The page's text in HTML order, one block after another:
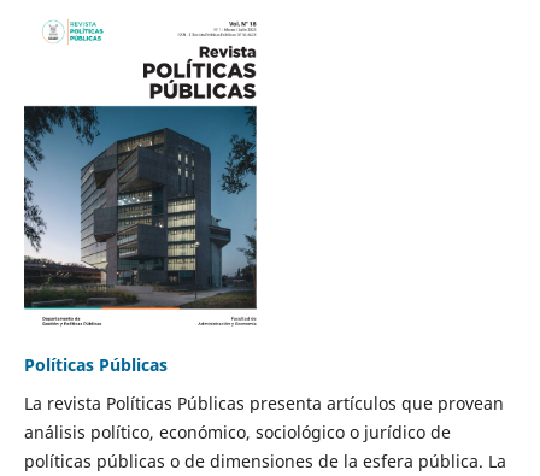
Políticas Públicas
La revista Políticas Públicas presenta artículos que provean
análisis político, económico, sociológico o jurídico de
políticas públicas o de dimensiones de la esfera pública. La